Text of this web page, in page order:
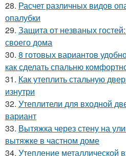
28. Расчет различных видов
опалубки
29. Защита от незваных
своего дома
30. 8 готовых вариантов
как сделать спальню
31. Как утеплить стальную
изнутри
32. Утеплители для входной
вариант
33. Вытяжка через стену на
вытяжке в частном доме
34. Утепление металлической